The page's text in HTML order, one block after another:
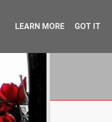
LEARN MORE GOT IT